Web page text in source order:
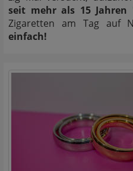
seit mehr als 15 Jahren
Zigaretten am Tag auf
einfach!